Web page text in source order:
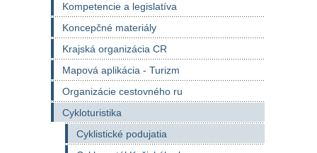
Kompetencie a legislatíva
Koncepčné materiály
Krajská organizácia CR
Mapová aplikácia - Turizm
Organizácie cestovného ru
Cykloturistika
Cyklistické podujatia